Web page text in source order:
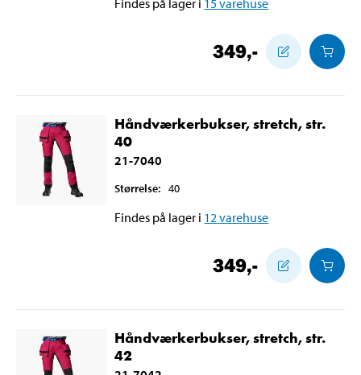
349,-
Håndværkerbukser, stretch, str.
40
21-7040
Størrelse: 40
Findes på lager i 12 varehuse
349,-
Håndværkerbukser, stretch, str.
42